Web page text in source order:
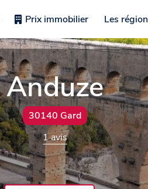
Prix immobilier Les
Anduze
30140 Gard
1 avis